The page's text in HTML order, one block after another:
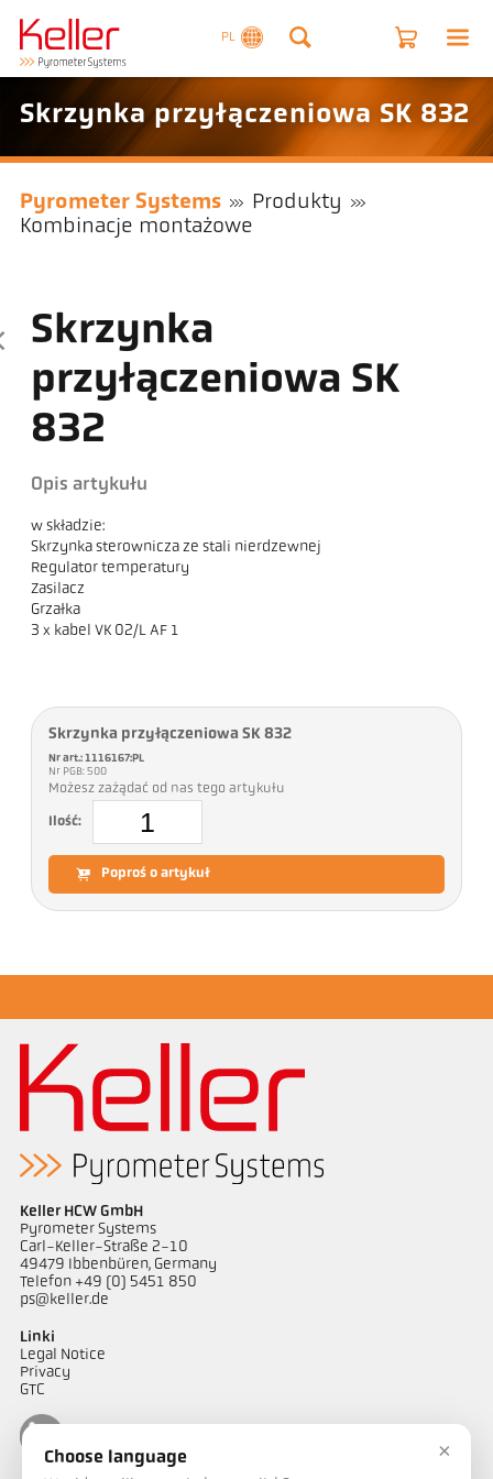
PL
Skrzynka przyłączeniowa SK 832
Pyrometer Systems
Produkty
Kombinacje montażowe
Skrzynka
przyłączeniowa SK
832
Opis artykułu
w składzie:
Skrzynka sterownicza ze stali nierdzewnej
Regulator temperatury
Zasilacz
Grzałka
3 x kabel VK 02/L AF 1
Skrzynka przyłączeniowa SK 832
Nr art.: 1116167:PL
Nr PGB: 500
Możesz zażądać od nas tego artykułu
Ilość:
Poproś o artykuł
Keller HCW GmbH
Pyrometer Systems
Carl-Keller-Straße 2-10
49479 Ibbenbüren, Germany
Telefon +49 (0) 5451 850
ps@keller.de
Linki
Legal Notice
Privacy
GTC
×
Choose language